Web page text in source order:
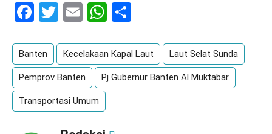
Facebook
Twitter
EmailWhatsApp
Banten Kecelakaan Kapal Laut Laut Selat Sunda
Pemprov Banten Pj Gubernur Banten Al Muktabar
Transportasi Umum